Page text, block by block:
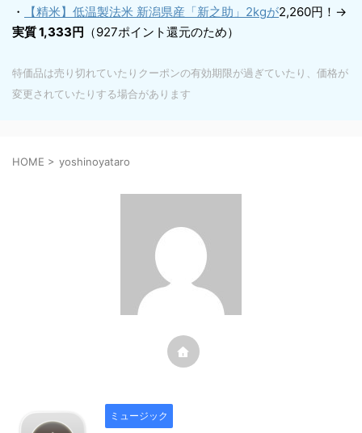
・
【精米】低温製法米 新潟県産「新之助」2kgが2,260円！→
実質 1,333円 （927ポイント還元のため）
特価品は売り切れていたりクーポンの有効期限が過ぎていたり、価格が
変更されていたりする場合があります
HOME > yoshinoyataro
ミュージック